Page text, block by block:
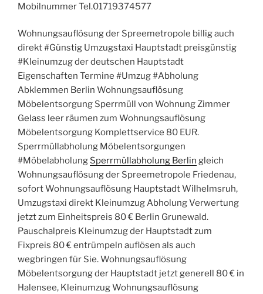
Mobilnummer Tel.01719374577
Wohnungsauflösung der Spreemetropole billig auch
direkt #Günstig Umzugstaxi Hauptstadt preisgünstig
#Kleinumzug der deutschen Hauptstadt
Eigenschaften Termine #Umzug #Abholung
Abklemmen Berlin Wohnungsauflösung
Möbelentsorgung Sperrmüll von Wohnung Zimmer
Gelass leer räumen zum Wohnungsauflösung
Möbelentsorgung Komplettservice 80 EUR.
Sperrmüllabholung Möbelentsorgungen
#Möbelabholung Sperrmüllabholung Berlin gleich
Wohnungsauflösung der Spreemetropole Friedenau,
sofort Wohnungsauflösung Hauptstadt Wilhelmsruh,
Umzugstaxi direkt Kleinumzug Abholung Verwertung
jetzt zum Einheitspreis 80 € Berlin Grunewald.
Pauschalpreis Kleinumzug der Hauptstadt zum
Fixpreis 80 € entrümpeln auflösen als auch
wegbringen für Sie. Wohnungsauflösung
Möbelentsorgung der Hauptstadt jetzt generell 80 € in
Halensee, Kleinumzug Wohnungsauflösung